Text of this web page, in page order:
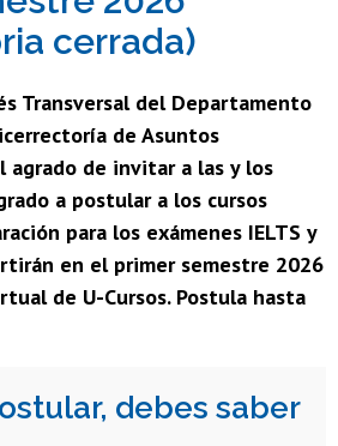
cerrada)
Transversal del Departamento
de Asuntos
agrado de invitar a las y los
a postular a los cursos
para los exámenes IELTS y
en el primer semestre 2026
de U-Cursos. Postula hasta
debes saber